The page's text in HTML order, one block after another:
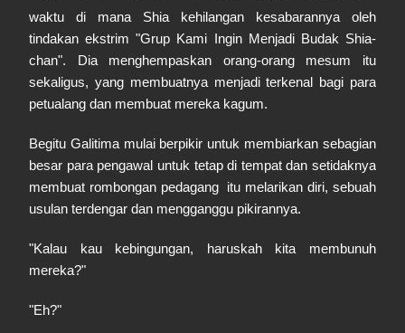
waktu di mana Shia kehilangan kesabarannya oleh
tindakan ekstrim "Grup Kami Ingin Menjadi Budak Shia-
chan". Dia menghempaskan orang-orang mesum itu
sekaligus, yang membuatnya menjadi terkenal bagi para
petualang dan membuat mereka kagum.
Begitu Galitima mulai berpikir untuk membiarkan sebagian
besar para pengawal untuk tetap di tempat dan setidaknya
membuat rombongan pedagang itu melarikan diri, sebuah
usulan terdengar dan mengganggu pikirannya.
"Kalau kau kebingungan, haruskah kita membunuh
mereka?"
"Eh?"